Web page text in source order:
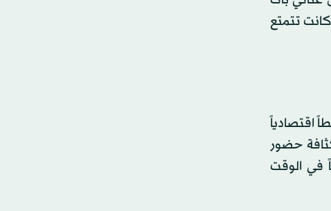
تتمتع
اقتصادياً
حضور
موجودة تقريباً في الوقت